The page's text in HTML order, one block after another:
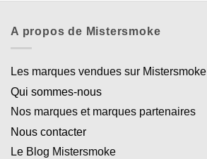
A propos de Mistersmoke
Les marques vendues sur Mistersmoke
Qui sommes-nous
Nos marques et marques partenaires
Nous contacter
Le Blog Mistersmoke